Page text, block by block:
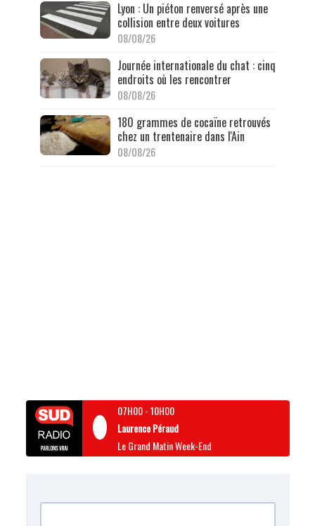
Lyon : Un piéton renversé après une
collision entre deux voitures
08/08/26
Journée internationale du chat : cinq
endroits où les rencontrer
08/08/26
180 grammes de cocaïne retrouvés
chez un trentenaire dans l'Ain
08/08/26
07H00-10H00
Laurence Péraud
Le Grand Matin Week-End